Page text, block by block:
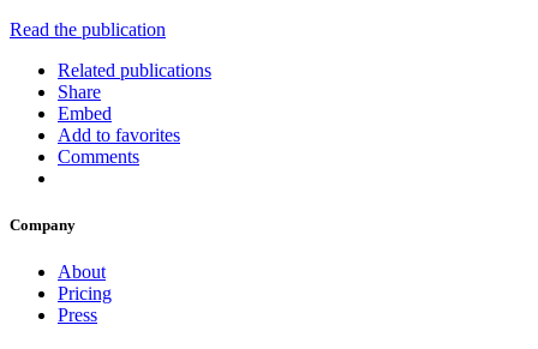
Read the publication
Related publications
Share
Embed
Add to favorites
Comments
Company
About
Pricing
Press